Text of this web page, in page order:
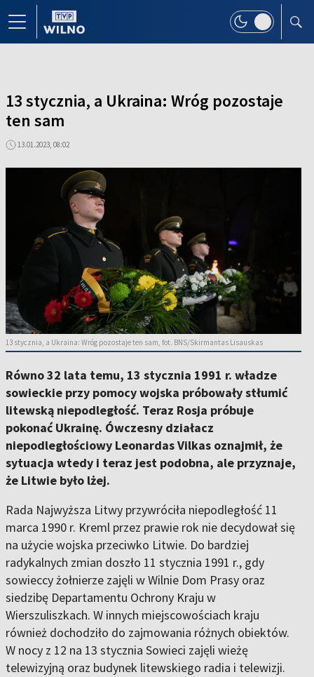
13 stycznia, a Ukraina: Wróg pozostaje
ten sam
13.01.2023, 08:02
13 stycznia, a Ukraina: Wróg pozostaje ten sam, fot. BNS/Skirmantas Lisauskas
Równo 32 lata temu, 13 stycznia 1991 r. władze
sowieckie przy pomocy wojska próbowały stłumić
litewską niepodległość. Teraz Rosja próbuje
pokonać Ukrainę. Ówczesny działacz
niepodległościowy Leonardas Vilkas oznajmił, że
sytuacja wtedy i teraz jest podobna, ale przyznaje,
że Litwie było lżej.
Rada Najwyższa Litwy przywróciła niepodległość 11
marca 1990 r. Kreml przez prawie rok nie decydował się
na użycie wojska przeciwko Litwie. Do bardziej
radykalnych zmian doszło 11 stycznia 1991 r., gdy
sowieccy żołnierze zajęli w Wilnie Dom Prasy oraz
siedzibę Departamentu Ochrony Kraju w
Wierszuliszkach. W innych miejscowościach kraju
również dochodziło do zajmowania różnych obiektów.
W nocy z 12 na 13 stycznia Sowieci zajęli wieżę
telewizyjną oraz budynek litewskiego radia i telewizji.